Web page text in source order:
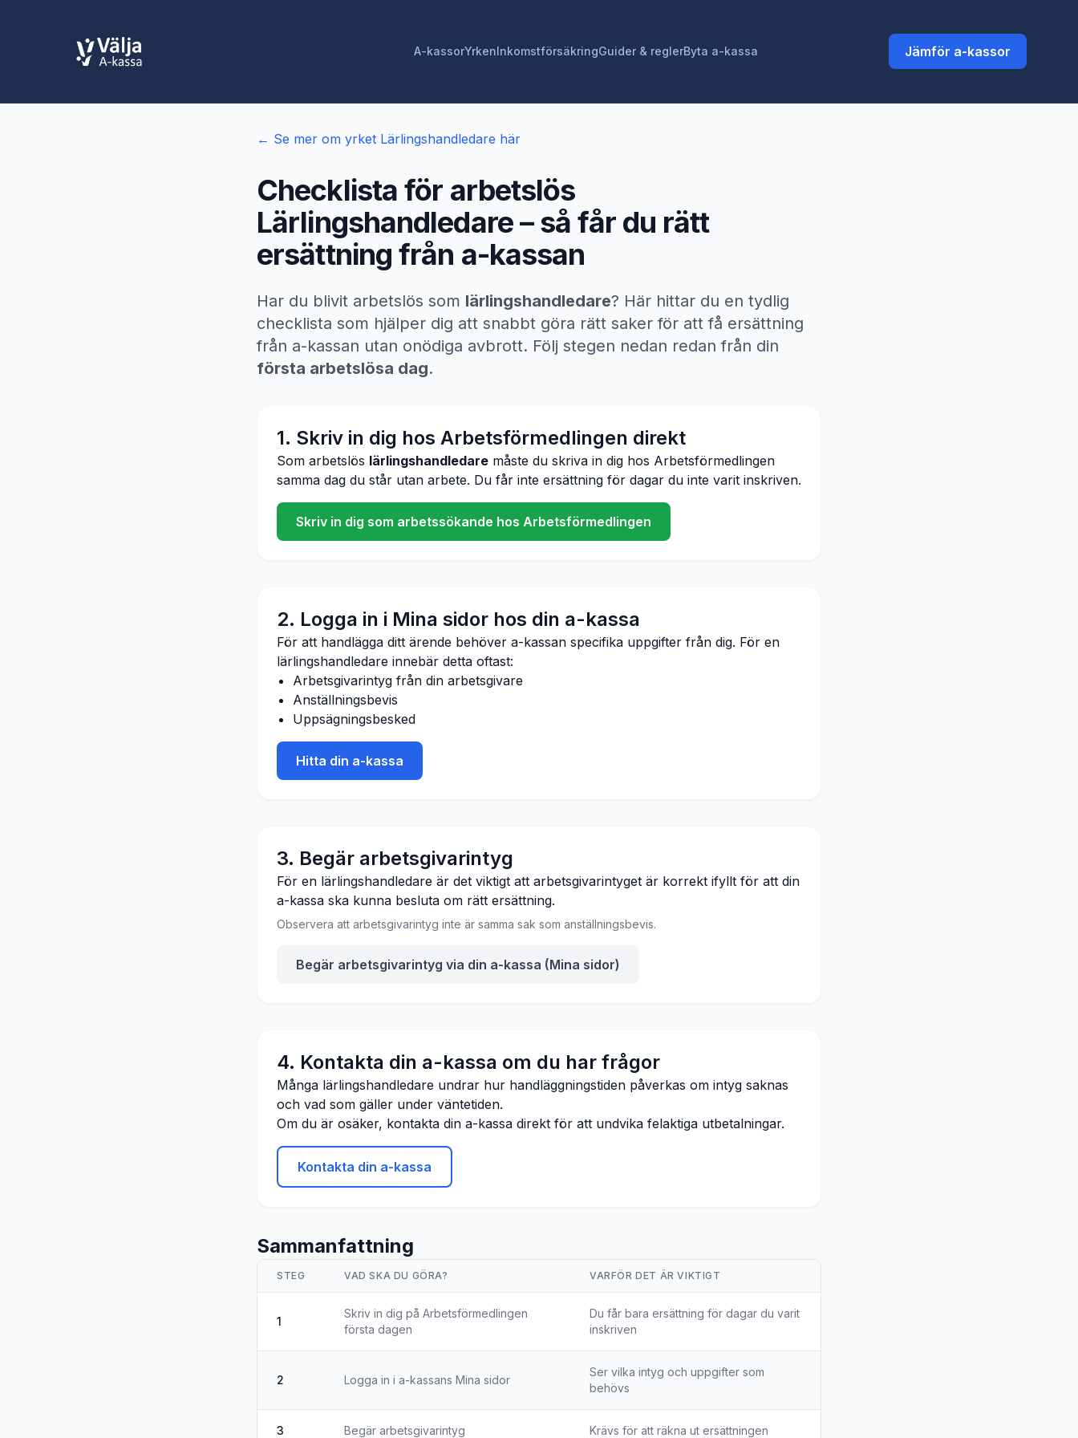
A-kassorYrkenInkomstförsäkringGuider & reglerByta a-kassa Jämför a-kassor
← Se mer om yrket Lärlingshandledare här
Checklista för arbetslös
Lärlingshandledare– så får du rätt
ersättning från a-kassan
Har du blivit arbetslös som lärlingshandledare? Här hittar du en tydlig
checklista som hjälper dig att snabbt göra rätt saker för att få ersättning
från a-kassan utan onödiga avbrott. Följ stegen nedan redan från din
första arbetslösa dag.
1. Skriv in dig hos Arbetsförmedlingen direkt
Som arbetslös lärlingshandledare måste du skriva in dig hos Arbetsförmedlingen
samma dag du står utan arbete. Du får inte ersättning för dagar du inte varit inskriven.
Skriv in dig som arbetssökande hos Arbetsförmedlingen
2. Logga in i Mina sidor hos din a-kassa
För att handlägga ditt ärende behöver a-kassan specifika uppgifter från dig. För en
lärlingshandledare innebär detta oftast:
Arbetsgivarintyg från din arbetsgivare
Anställningsbevis
Uppsägningsbesked
Hitta din a-kassa
3. Begär arbetsgivarintyg
För en lärlingshandledare är det viktigt att arbetsgivarintyget är korrekt ifyllt för att din
a-kassa ska kunna besluta om rätt ersättning.
Observera att arbetsgivarintyg inte är samma sak som anställningsbevis.
Begär arbetsgivarintyg via din a-kassa (Mina sidor)
4. Kontakta din a-kassa om du har frågor
Många lärlingshandledare undrar hur handläggningstiden påverkas om intyg saknas
och vad som gäller under väntetiden.
Om du är osäker, kontakta din a-kassa direkt för att undvika felaktiga utbetalningar.
Kontakta din a-kassa
Sammanfattning
STEG VAD SKA DU GÖRA? VARFÖR DET ÄR VIKTIGT
1
Skriv in dig på Arbetsförmedlingen
första dagen
Du får bara ersättning för dagar du varit
inskriven
2 Logga in i a-kassans Mina sidor
Ser vilka intyg och uppgifter som
behövs
3 Begär arbetsgivarintyg Krävs för att räkna ut ersättningen